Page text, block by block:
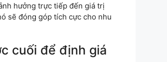
hưởng trực tiếp đến giá trị
sẽ đóng góp tích cực cho nhu
cuối để định giá